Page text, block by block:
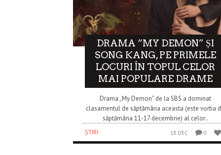
DRAMA “MY DEMON” ȘI
SONG KANG, PE PRIMELE
LOCURI ÎN TOPUL CELOR
MAI POPULARE DRAME
Drama „My Demon” de la SBS a dominat
clasamentul de săptămâna aceasta (este vorba
săptămâna 11-17 decembrie) al celor..
ȘTIRI
18 DEC 0